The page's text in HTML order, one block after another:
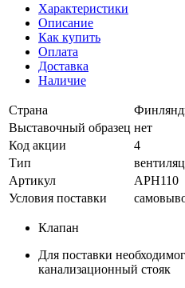
Характеристики
Описание
Как купить
Оплата
Доставка
Наличие
Страна
Выставочный образец нет
Код акции
4
Тип
Артикул
APH110
Условия поставки
Клапан
Для поставки
канализационный стояк